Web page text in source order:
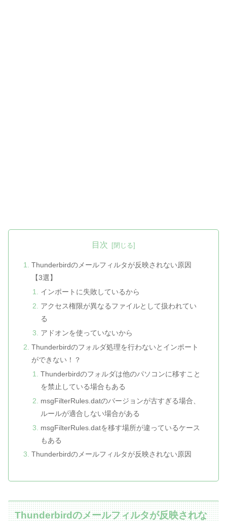
目次
Thunderbirdのメールフィルタが反映されない原因
【3選】
インポートに失敗しているから
アクセス権限が異なるファイルとして扱われてい
る
アドオンを使っていないから
Thunderbirdのフォルダ処理を行わないとインポート
ができない！？
Thunderbirdのフォルダは他のパソコンに移すこと
を禁止している場合もある
msgFilterRules.datのバージョンが古すぎる場合、
ルールが適合しない場合がある
msgFilterRules.datを移す場所が違っているケース
もある
Thunderbirdのメールフィルタが反映されない原因
Thunderbirdのメールフィルタが反映されな